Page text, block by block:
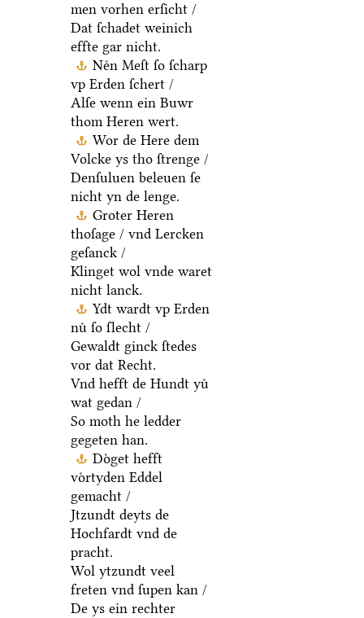
men vorhen erſicht /
Dat ſchadet weinich
effte gar nicht.
Neͤn Meſt ſo ſcharp
vp Erden ſchert /
Alſe wenn ein Buwr
thom Heren wert.
Wor de Here dem
Volcke ys tho ſtrenge /
Denſuluen beleuen ſe
nicht yn de lenge.
Groter Heren
thoſage / vnd Lercken
geſanck /
Klinget wol vnde waret
nicht lanck.
Ydt wardt vp Erden
nuͤ ſo ſlecht /
Gewaldt ginck ſtedes
vor dat Recht.
Vnd hefft de Hundt yuͤ
wat gedan /
So moth he ledder
gegeten han.
Doͤget hefft
voͤrtyden Eddel
gemacht /
Jtzundt deyts de
Hochfardt vnd de
pracht.
Wol ytzundt veel
freten vnd ſupen kan /
De ys ein rechter